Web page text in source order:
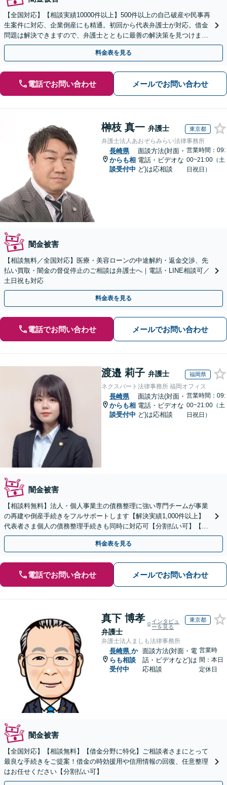
【全国対応】【相談実績10000件以上】500件以上の自己破産や民事再
生案件に対応、企業倒産にも精通。初回から代表弁護士が対応。借金
問題は解決できますので、弁護士とともに最善の解決策を見つけまし
ょう【初回相談無料】【法テラス利用可】
料金表を見る
電話でお問い合わせ メールでお問い合わせ
榊枝 真一 弁護士 東京都
弁護士法人あおぞらみらい法律事務所
長崎県
からも相
談受付中
面談方法(対面・
電話・ビデオな
ど)は応相談
営業時間：09:
00~21:00（土
日祝日）
闇金被害
【相談無料／全国対応】医療・美容ローンの中途解約・返金交渉、先
払い買取・闇金の督促停止のご相談は弁護士へ｜電話・LINE相談可／
土日祝も対応
料金表を見る
電話でお問い合わせ メールでお問い合わせ
渡邉 莉子 弁護士 福岡県
ネクスパート法律事務所 福岡オフィス
長崎県
からも相
談受付中
面談方法(対面・
電話・ビデオな
ど)は応相談
営業時間：09:
00~21:00（土
日祝日）
闇金被害
【相談料無料】法人・個人事業主の債務整理に強い専門チームが事業
の再建や倒産手続きをフルサポートします【解決実績1,000件以上】
代表者さま個人の債務整理手続きも同時に対応可【分割払い可】【後
払い応相談】【夜間・休日相談可】
料金表を見る
電話でお問い合わせ メールでお問い合わせ
真下 博孝
弁護士
インタビュ
ーを見る
東京都
弁護士法人ましも法律事務所
長崎県 か
らも相談
受付中
面談方法(対面・電
話・ビデオなど)は
応相談
営業時
間：本日
定休日
闇金被害
【全国対応】【相談無料】【借金分野に特化】ご相談者さまにとって
最良な手続きをご提案！借金の時効援用や信用情報の回復、任意整理
はお任せください【分割払い可】